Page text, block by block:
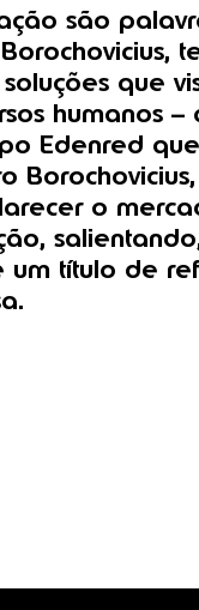
são
que
humanos
Edenred
o
título de